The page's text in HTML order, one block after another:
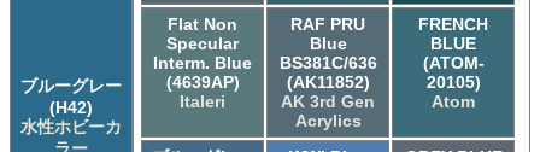
ブルーグレー
(H42)
水性ホビーカ
Flat Non
Specular
Interm. Blue
(4639AP)
Italeri
RAF PRU
Blue
BS381C/636
(AK11852)
AK 3rd Gen
Acrylics
FRENCH
BLUE
(ATOM-
20105)
Atom